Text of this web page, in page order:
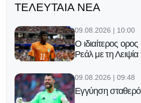
ΤΕΛΕΥΤΑΊΑ ΝΈΑ
09.08.2026 | 10:00
Ο ιδιαίτερος
Ρεάλ με τη Λειψία
09.08.2026 | 09:48
Εγγύηση